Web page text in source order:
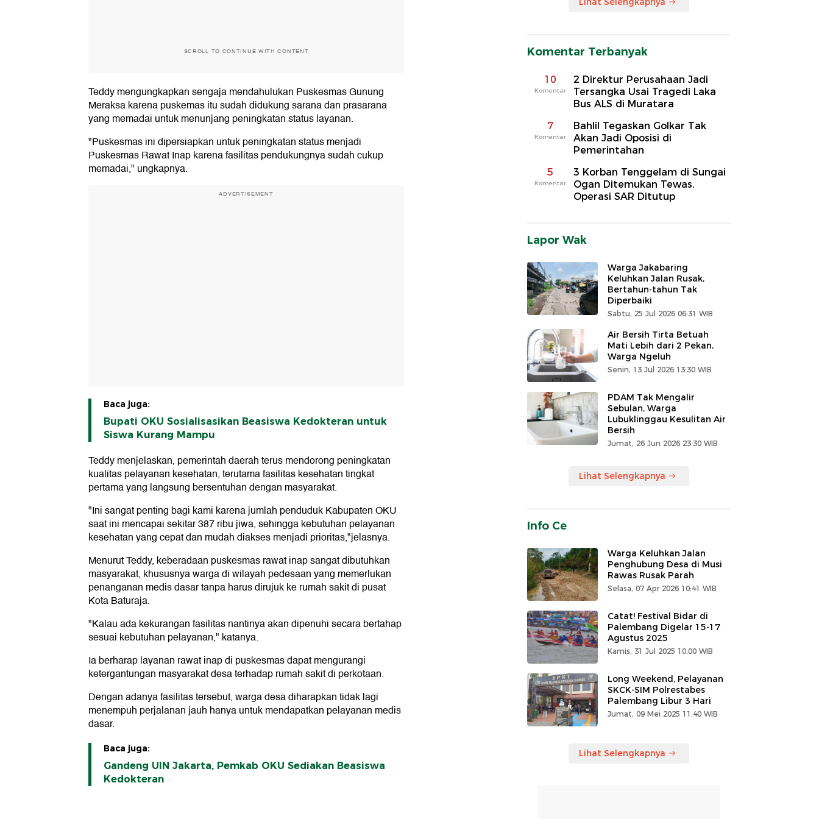
SCROLL TO CONTINUE WITH CONTENT
Teddy mengungkapkan sengaja mendahulukan Puskesmas Gunung
Meraksa karena puskemas itu sudah didukung sarana dan prasarana
yang memadai untuk menunjang peningkatan status layanan.
"Puskesmas ini dipersiapkan untuk peningkatan status menjadi
Puskesmas Rawat Inap karena fasilitas pendukungnya sudah cukup
memadai," ungkapnya.
ADVERTISEMENT
Baca juga:
Bupati OKU Sosialisasikan Beasiswa Kedokteran untuk
Siswa Kurang Mampu
Teddy menjelaskan, pemerintah daerah terus mendorong peningkatan
kualitas pelayanan kesehatan, terutama fasilitas kesehatan tingkat
pertama yang langsung bersentuhan dengan masyarakat.
"Ini sangat penting bagi kami karena jumlah penduduk Kabupaten OKU
saat ini mencapai sekitar 387 ribu jiwa, sehingga kebutuhan pelayanan
kesehatan yang cepat dan mudah diakses menjadi prioritas,"jelasnya.
Menurut Teddy, keberadaan puskesmas rawat inap sangat dibutuhkan
masyarakat, khususnya warga di wilayah pedesaan yang memerlukan
penanganan medis dasar tanpa harus dirujuk ke rumah sakit di pusat
Kota Baturaja.
"Kalau ada kekurangan fasilitas nantinya akan dipenuhi secara bertahap
sesuai kebutuhan pelayanan," katanya.
Ia berharap layanan rawat inap di puskesmas dapat mengurangi
ketergantungan masyarakat desa terhadap rumah sakit di perkotaan.
Dengan adanya fasilitas tersebut, warga desa diharapkan tidak lagi
menempuh perjalanan jauh hanya untuk mendapatkan pelayanan medis
dasar.
Baca juga:
Gandeng UIN Jakarta, Pemkab OKU Sediakan Beasiswa
Kedokteran
Komentar Terbanyak
10
Komentar
2 Direktur Perusahaan Jadi
Tersangka Usai Tragedi Laka
Bus ALS di Muratara
7
Komentar
Bahlil Tegaskan Golkar Tak
Akan Jadi Oposisi di
Pemerintahan
5
Komentar
3 Korban Tenggelam di Sungai
Ogan Ditemukan Tewas,
Operasi SAR Ditutup
Lapor Wak
Warga Jakabaring
Keluhkan Jalan Rusak,
Bertahun-tahun Tak
Diperbaiki
Sabtu, 25 Jul 2026 06:31 WIB
Air Bersih Tirta Betuah
Mati Lebih dari 2 Pekan,
Warga Ngeluh
Senin, 13 Jul 2026 13:30 WIB
PDAM Tak Mengalir
Sebulan, Warga
Lubuklinggau Kesulitan Air
Bersih
Jumat, 26 Jun 2026 23:30 WIB
Lihat Selengkapnya
Info Ce
Warga Keluhkan Jalan
Penghubung Desa di Musi
Rawas Rusak Parah
Selasa, 07 Apr 2026 10:41 WIB
Catat! Festival Bidar di
Palembang Digelar 15-17
Agustus 2025
Kamis, 31 Jul 2025 10:00 WIB
Long Weekend, Pelayanan
SKCK-SIM Polrestabes
Palembang Libur 3 Hari
Jumat, 09 Mei 2025 11:40 WIB
Lihat Selengkapnya